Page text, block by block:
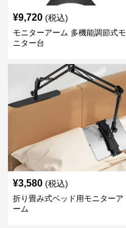
¥9,720 (税込)
モニターアーム 多機能調節式モ
ニター台
¥3,580 (税込)
折り畳み式ベッド用モニターア
ーム